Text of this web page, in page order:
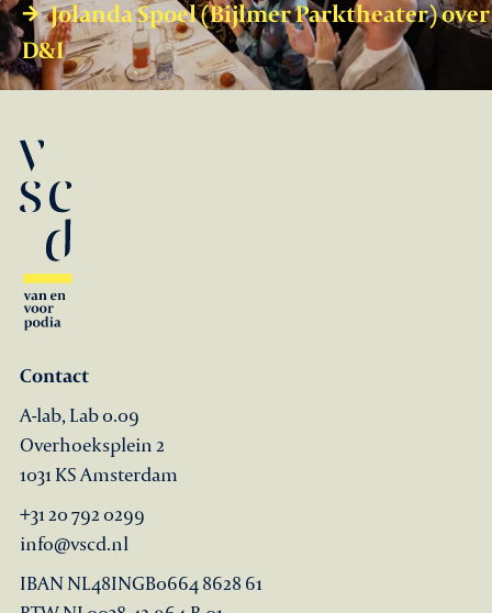
Jolanda Spoel (Bijlmer Parktheater) over
D&I
Contact
A-lab, Lab 0.09
Overhoeksplein 2
1031 KS Amsterdam
+31 20 792 0299
info@vscd.nl
IBAN NL48INGB0664 8628 61